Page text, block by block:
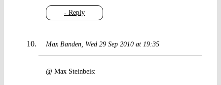
- Reply
Max Banden Wed 29 Sep 2010 at 19:35
@ Max Steinbeis: